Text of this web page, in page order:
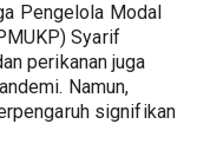
Pengelola Modal
Syarif
perikanan juga
Namun,
signifikan